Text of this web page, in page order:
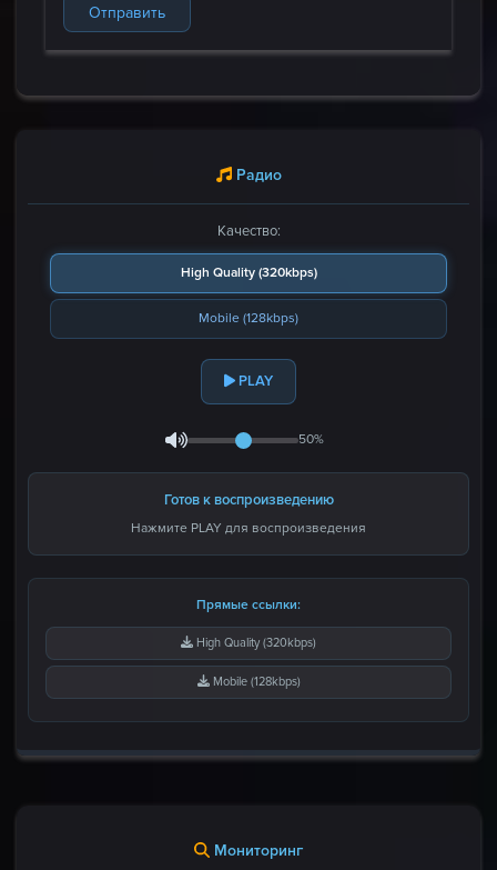
Отправить
Радио
Качество:
High Quality (320kbps)
Mobile (128kbps)
PLAY
50%
Готов к воспроизведению
Нажмите PLAY для воспроизведения
Прямые ссылки:
High Quality (320kbps)
Mobile (128kbps)
Мониторинг